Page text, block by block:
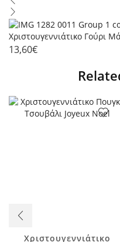
Χριστουγεννιάτικο Γούρι
13,60€
Χριστουγεννιάτικο